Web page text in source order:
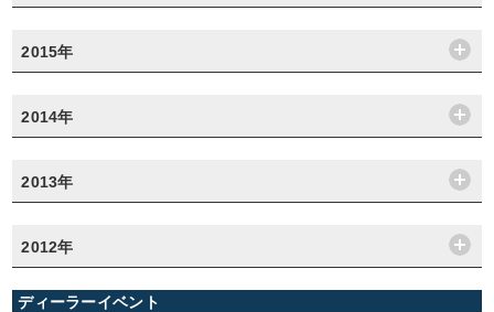
2015年
2014年
2013年
2012年
ディーラーイベント